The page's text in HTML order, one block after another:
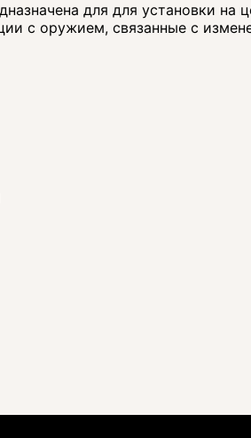
для для установки
с оружием, связанные с